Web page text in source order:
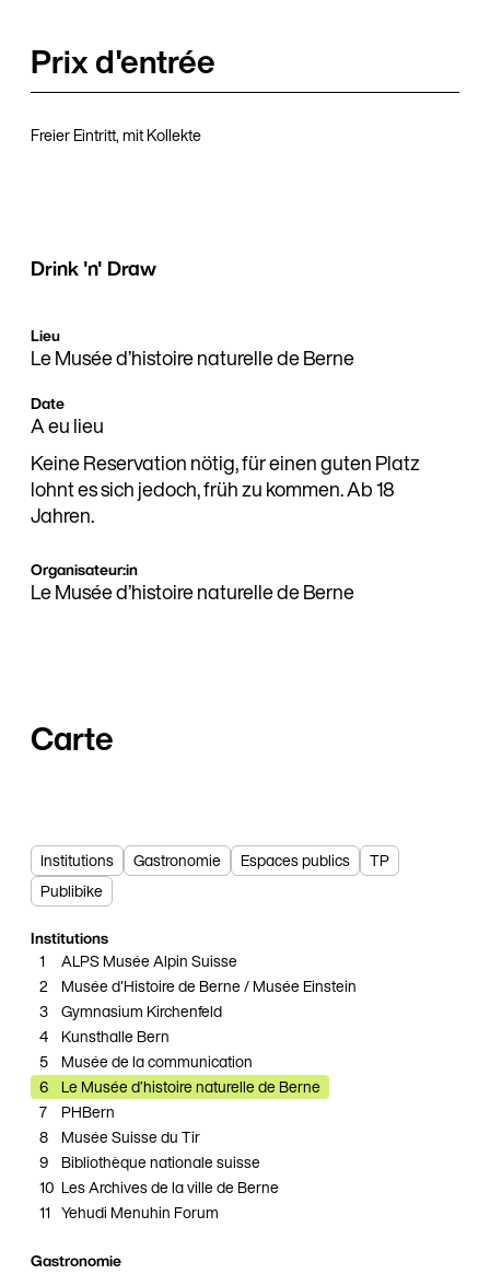
Prix d'entrée
Freier Eintritt, mit Kollekte
Drink 'n' Draw
Lieu
Le Musée d’histoire naturelle de Berne
Date
A eu lieu
Keine Reservation nötig, für einen guten Platz
lohnt es sich jedoch, früh zu kommen. Ab 18
Jahren.
Organisateur:in
Le Musée d’histoire naturelle de Berne
Carte
Institutions Gastronomie Espaces publics
TP
Publibike
Institutions
1
ALPS Musée Alpin Suisse
2
Musée d'Histoire de Berne / Musée Einstein
3 Gymnasium Kirchenfeld
4
Kunsthalle Bern
5
Musée de la communication
6
Le Musée d’histoire naturelle de Berne
7
PHBern
8
Musée Suisse du Tir
9
Bibliothèque nationale suisse
10 Les Archives de la ville de Berne
11 Yehudi Menuhin Forum
Gastronomie
6